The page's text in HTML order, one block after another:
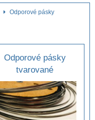
Odporové pásky
Odporové pásky
tvarované